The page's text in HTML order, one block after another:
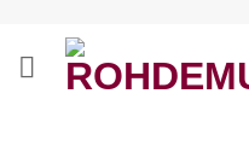
springen